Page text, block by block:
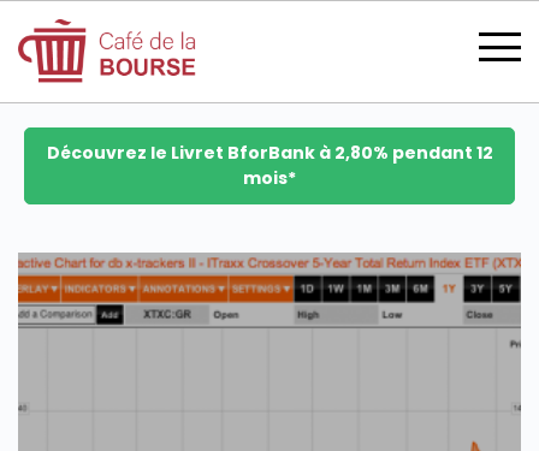
se connecter
Découvrez le Livret BforBank à 2,80% pendant 12
mois*